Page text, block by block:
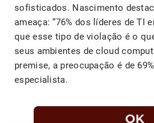
sofisticados. Nascimento
ameaça: “76% dos líderes de TI
que esse tipo de violação é o
seus ambientes de cloud
premise, a preocupação é de
especialista.